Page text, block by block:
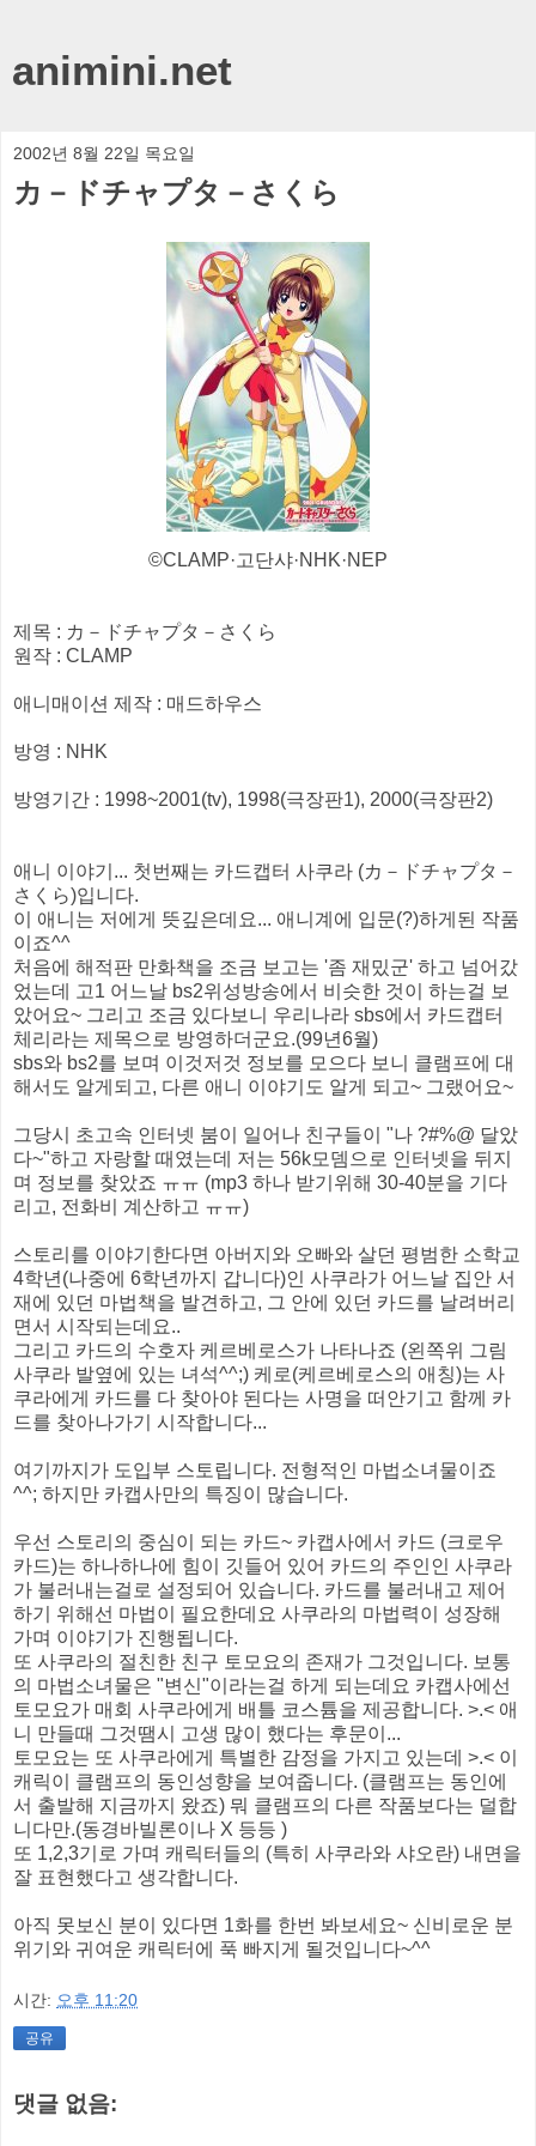
animini.net
2002년 8월 22일 목요일
カ－ドチャプタ－さくら
©CLAMP·고단샤·NHK·NEP
제목 : カ－ドチャプタ－さくら
원작 : CLAMP
애니매이션 제작 : 매드하우스
방영 : NHK
방영기간 : 1998~2001(tv), 1998(극장판1), 2000(극장판2)
애니 이야기... 첫번째는 카드캡터 사쿠라 (カ－ドチャプタ－
さくら)입니다.
이 애니는 저에게 뜻깊은데요... 애니계에 입문(?)하게된 작품
이죠^^
처음에 해적판 만화책을 조금 보고는 '좀 재밌군' 하고 넘어갔
었는데 고1 어느날 bs2위성방송에서 비슷한 것이 하는걸 보
았어요~ 그리고 조금 있다보니 우리나라 sbs에서 카드캡터
체리라는 제목으로 방영하더군요.(99년6월)
sbs와 bs2를 보며 이것저것 정보를 모으다 보니 클램프에 대
해서도 알게되고, 다른 애니 이야기도 알게 되고~ 그랬어요~
그당시 초고속 인터넷 붐이 일어나 친구들이 "나 ?#%@ 달았
다~"하고 자랑할 때였는데 저는 56k모뎀으로 인터넷을 뒤지
며 정보를 찾았죠 ㅠㅠ (mp3 하나 받기위해 30-40분을 기다
리고, 전화비 계산하고 ㅠㅠ)
스토리를 이야기한다면 아버지와 오빠와 살던 평범한 소학교
4학년(나중에 6학년까지 갑니다)인 사쿠라가 어느날 집안 서
재에 있던 마법책을 발견하고, 그 안에 있던 카드를 날려버리
면서 시작되는데요..
그리고 카드의 수호자 케르베로스가 나타나죠 (왼쪽위 그림
사쿠라 발옆에 있는 녀석^^;) 케로(케르베로스의 애칭)는 사
쿠라에게 카드를 다 찾아야 된다는 사명을 떠안기고 함께 카
드를 찾아나가기 시작합니다...
여기까지가 도입부 스토립니다. 전형적인 마법소녀물이죠
^^; 하지만 카캡사만의 특징이 많습니다.
우선 스토리의 중심이 되는 카드~ 카캡사에서 카드 (크로우
카드)는 하나하나에 힘이 깃들어 있어 카드의 주인인 사쿠라
가 불러내는걸로 설정되어 있습니다. 카드를 불러내고 제어
하기 위해선 마법이 필요한데요 사쿠라의 마법력이 성장해
가며 이야기가 진행됩니다.
또 사쿠라의 절친한 친구 토모요의 존재가 그것입니다. 보통
의 마법소녀물은 "변신"이라는걸 하게 되는데요 카캡사에선
토모요가 매회 사쿠라에게 배틀 코스튬을 제공합니다. >.< 애
니 만들때 그것땜시 고생 많이 했다는 후문이...
토모요는 또 사쿠라에게 특별한 감정을 가지고 있는데 >.< 이
캐릭이 클램프의 동인성향을 보여줍니다. (클램프는 동인에
서 출발해 지금까지 왔죠) 뭐 클램프의 다른 작품보다는 덜합
니다만.(동경바빌론이나 X 등등 )
또 1,2,3기로 가며 캐릭터들의 (특히 사쿠라와 샤오란) 내면을
잘 표현했다고 생각합니다.
아직 못보신 분이 있다면 1화를 한번 봐보세요~ 신비로운 분
위기와 귀여운 캐릭터에 푹 빠지게 될것입니다~^^
시간: 오후 11:20
공유
댓글 없음: